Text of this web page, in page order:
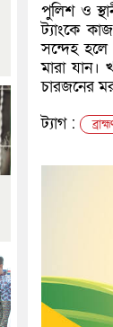
পুলিশ ও
ট্যাংকে
সন্দেহ
মারা যান।
চারজনের
ট্যাগ :